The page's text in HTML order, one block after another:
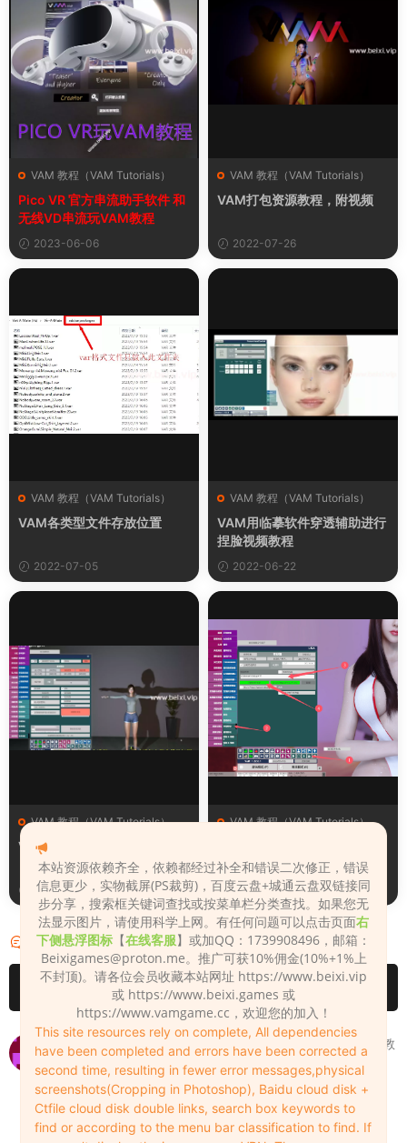
VAM 教程（VAM Tutorials）
Pico VR 官方串流助手软件 和
无线VD串流玩VAM教程
2023-06-06
VAM 教程（VAM Tutorials）
VAM打包资源教程，附视频
2022-07-26
VAM 教程（VAM Tutorials）
VAM各类型文件存放位置
2022-07-05
VAM 教程（VAM Tutorials）
VAM用临摹软件穿透辅助进行
捏脸视频教程
2022-06-22
VAM 教程（VAM Tutorials）
VAM视频中文教程
2022-06-22
VAM 教程（VAM Tutorials）
2022-06-08
评论 2
请先登录
请问有没有关于如何更换3个面板背后主背景图片的想法或教
程？ Any idea or tutorial on how to replace also the
background main picture behind the 3 panels please ?
eternalwings757 2024-11-18 0
本站资源依赖齐全，依赖都经过补全和错误二次修正，错误
信息更少，实物截屏(PS裁剪)，百度云盘+城通云盘双链接同
步分享，搜索框关键词查找或按菜单栏分类查找。如果您无
法显示图片，请使用科学上网。有任何问题可以点击页面右
下侧悬浮图标 【在线客服】或加QQ：1739908496，邮箱：
Beixigames@proton.me。推广可获10%佣金(10%+1%上
不封顶)。请各位会员收藏本站网址 https://www.beixi.vip
或 https://www.beixi.games 或
https://www.vamgame.cc，欢迎您的加入！
This site resources rely on complete, All dependencies
have been completed and errors have been corrected a
second time, resulting in fewer error messages,physical
screenshots(Cropping in Photoshop), Baidu cloud disk +
Ctfile cloud disk double links, search box keywords to
find or according to the menu bar classification to find. If